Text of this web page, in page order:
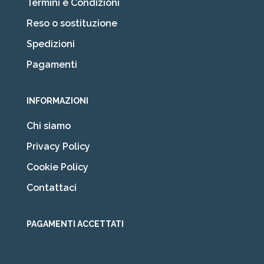
Termini e Condizioni
Reso o sostituzione
Spedizioni
Pagamenti
INFORMAZIONI
Chi siamo
Privacy Policy
Cookie Policy
Contattaci
PAGAMENTI ACCETTATI